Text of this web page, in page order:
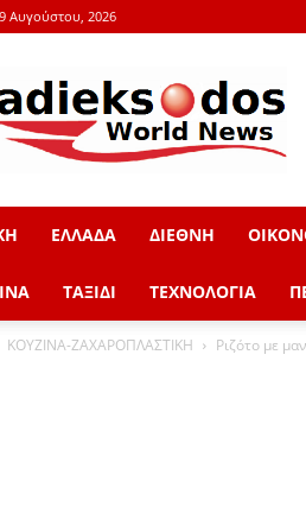
Αυγούστου, 2026
adieksodos.gr
ΕΛΛΑΔΑ ΔΙΕΘΝΗ
ΤΑΞΙΔΙ ΤΕΧΝΟΛΟΓΙΑ
ΚΟΥΖΙΝΑ-ΖΑΧΑΡΟΠΛΑΣΤΙΚΗ Ριζότο με